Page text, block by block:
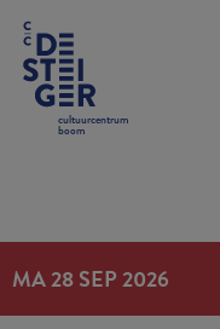
cultuurcentrum
boom
MA 28 SEP 2026